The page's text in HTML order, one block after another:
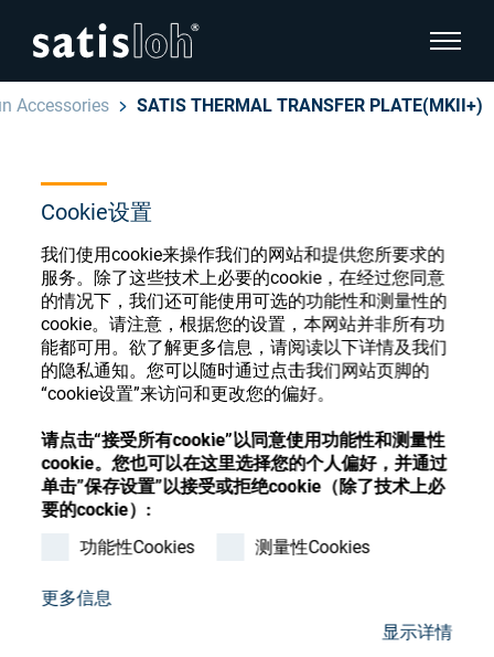
Cookie设置
我们使用cookie来操作我们的网站和提供您所要求的
服务。除了这些技术上必要的cookie，在经过您同意
的情况下，我们还可能使用可选的功能性和测量性的
cookie。请注意，根据您的设置，本网站并非所有功
能都可用。欲了解更多信息，请阅读以下详情及我们
的隐私通知。您可以随时通过点击我们网站页脚的
“cookie设置”来访问和更改您的偏好。
请点击“接受所有cookie”以同意使用功能性和测量性
cookie。您也可以在这里选择您的个人偏好，并通过
单击”保存设置”以接受或拒绝cookie（除了技术上必
要的cockie）:
功能性Cookies
测量性Cookies
更多信息
显示详情
显示页
汉语
眼镜光学
精密光学
我们是谁
加入我们
Store
English
Deutsch
Español
Français
Accessories SATIS THERMAL TRANSFER PLATE(MKII+)
眼镜光学耗材商店
注册或登录以访问您的帐户，并了解我们的各
种眼镜光学耗材
注册 登录